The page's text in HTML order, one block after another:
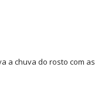
a chuva do rosto com as